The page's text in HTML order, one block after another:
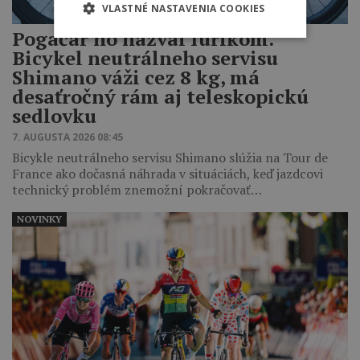
Pogačar ho nazval fúrikom.
Bicykel neutrálneho servisu
Shimano váži cez 8 kg, má
desaťročný rám aj teleskopickú
sedlovku
7. AUGUSTA 2026 08:45
Bicykle neutrálneho servisu Shimano slúžia na Tour de
France ako dočasná náhrada v situáciách, keď jazdcovi
technický problém znemožní pokračovať…
NOVINKY
VLASTNÉ NASTAVENIA COOKIES